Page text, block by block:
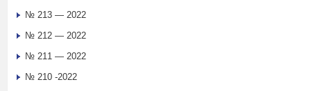
№ 213 — 2022
№ 212 — 2022
№ 211 — 2022
№ 210 -2022